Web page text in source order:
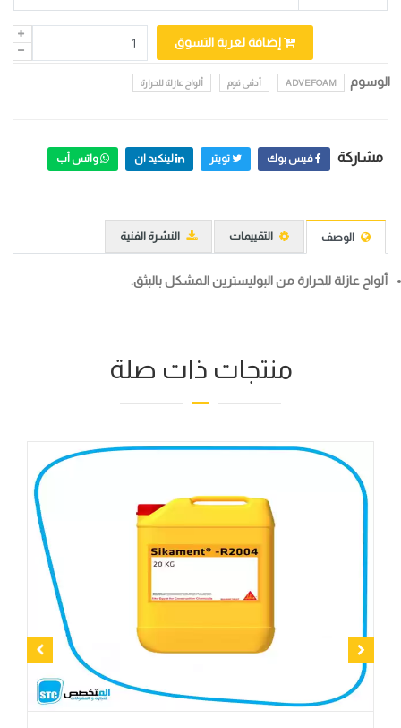
إضافة لعربة التسوق
الوسوم ADVEFOAM أدڤى فوم ألواح عازلة للحرارة
مشاركة فيس بوك تويتر لينكيد ان واتس أب
الوصف التقييمات النشرة الفنية
ألواح عازلة للحرارة من البوليسترين المشكل بالبثق.
منتجات ذات صلة